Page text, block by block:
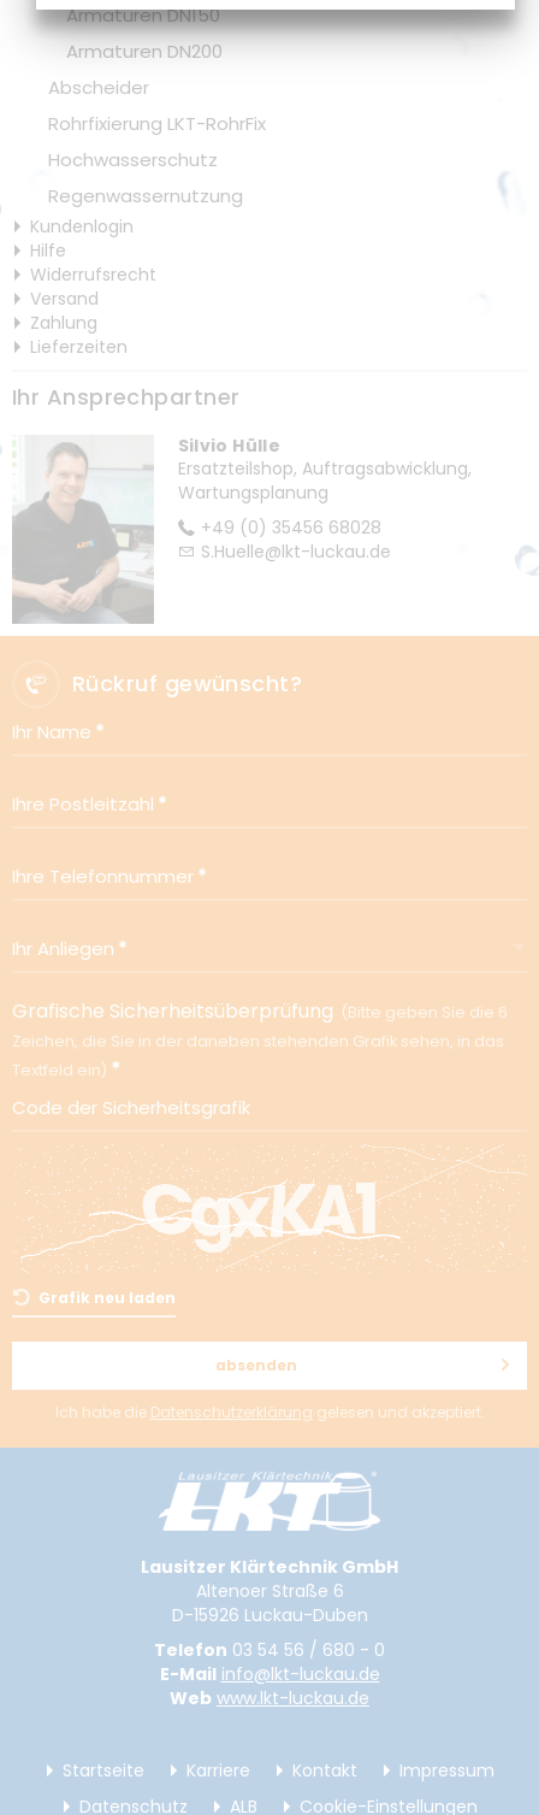
Armaturen DN150
Armaturen DN200
Abscheider
Rohrfixierung LKT-RohrFix
Hochwasserschutz
Regenwassernutzung
Kundenlogin
Hilfe
Widerrufsrecht
Versand
Zahlung
Lieferzeiten
Ihr Ansprechpartner
Silvio Hülle
Ersatzteilshop, Auftragsabwicklung,
Wartungsplanung
+49 (0) 35456 68028
S.Huelle@lkt-luckau.de
Rückruf gewünscht?
Ihr Name
Ihre Postleitzahl
Ihre Telefonnummer
Ihr Anliegen
Grafische Sicherheitsüberprüfung
Bitte geben Sie die 6
Zeichen, die Sie in der daneben stehenden Grafik sehen, in das
Textfeld ein
Code der Sicherheitsgrafik
Grafik neu laden
absenden
Ich habe die Datenschutzerklärung gelesen und akzeptiert.
Lausitzer Klärtechnik GmbH
Altenoer Straße 6
D-15926 Luckau-Duben
Telefon 03 54 56 / 680 - 0
E-Mail info@lkt-luckau.de
Web www.lkt-luckau.de
Startseite Karriere Kontakt
Impressum
Datenschutz
ALB Cookie-Einstellungen